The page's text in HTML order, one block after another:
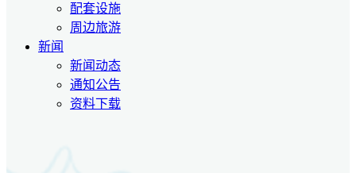
配套设施
周边旅游
新闻
新闻动态
通知公告
资料下载